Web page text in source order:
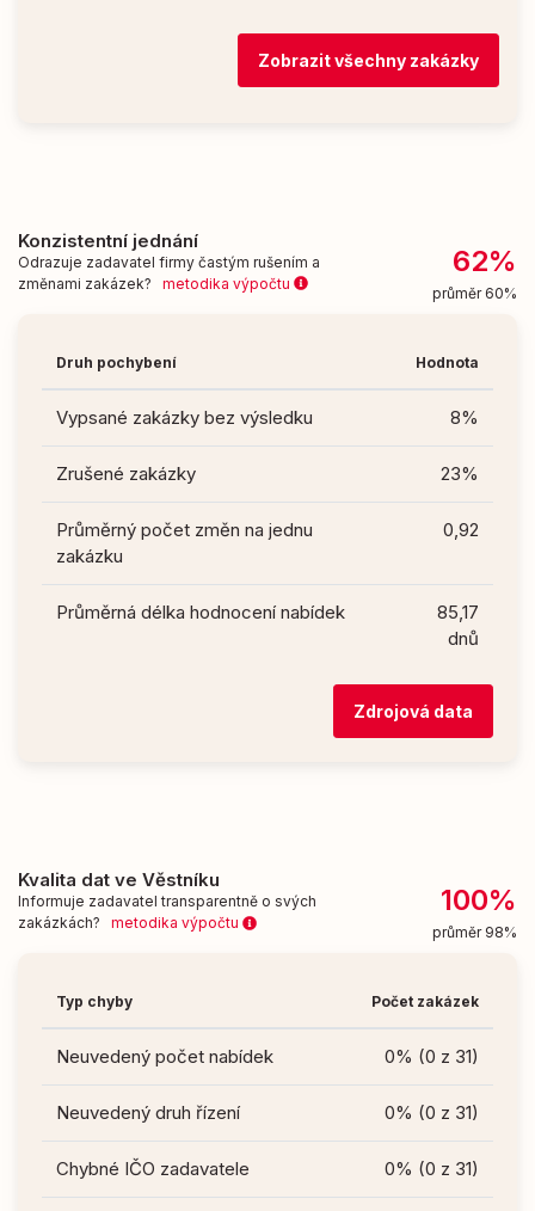
Zobrazit všechny zakázky
Konzistentní jednání
Odrazuje zadavatel firmy častým rušením a
změnami zakázek? metodika výpočtu
62%
průměr 60%
Druh pochybení Hodnota
Vypsané zakázky bez výsledku 8%
Zrušené zakázky 23%
Průměrný počet změn na jednu
zakázku
0,92
Průměrná délka hodnocení nabídek
85,17
dnů
Zdrojová data
Kvalita dat ve Věstníku
Informuje zadavatel transparentně o svých
zakázkách? metodika výpočtu
100%
průměr 98%
Typ chyby Počet zakázek
Neuvedený počet nabídek 0% (0 z 31)
Neuvedený druh řízení 0% (0 z 31)
Chybné IČO zadavatele 0% (0 z 31)